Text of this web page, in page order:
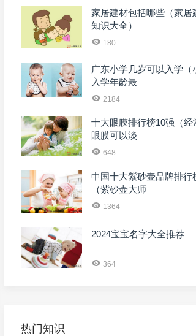
家居建材包括哪些（家居
知识大全）
180
广东小学几岁可以入学（
入学年龄最
2184
十大眼膜排行榜10强（经
眼膜可以淡
648
中国十大紫砂壶品牌排行
（紫砂壶大师
1364
2024宝宝名字大全推荐
364
热门知识